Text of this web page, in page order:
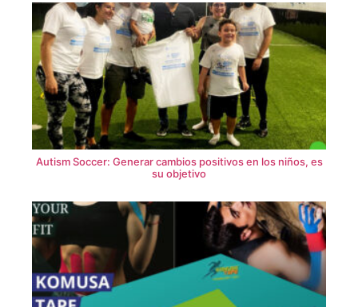
Autism Soccer: Generar cambios positivos en los niños, es
su objetivo